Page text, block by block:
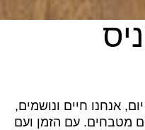
אנחנו חיים ונושמים,
מטבחים. עם הזמן ועם